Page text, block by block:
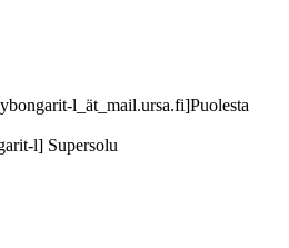
l_ät_mail.ursa.fi]Puolesta
l] Supersolu